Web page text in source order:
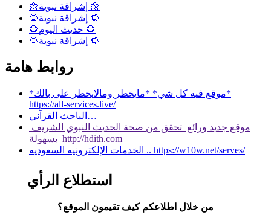
🌼إشراقة نبوية 🌼
🌻إشراقة نبوية 🌻
🌻حديث اليوم 🌻
🌻إشراقة نبوية 🌻
روابط هامة
*موقع فيه كل شي* *مايخطر ومالايخطر على بالك*
https://all-services.live/
الباحث القرآني…
موقع جديد ورائع تحقق من صحة الحديث النبوي الشريف
بسهولة http://hdith.com
الخدمات الإلكترونيه السعوديه .. https://w10w.net/serves/
استطلاع الرأي
من خلال اطلاعكم كيف تقيمون الموقع؟